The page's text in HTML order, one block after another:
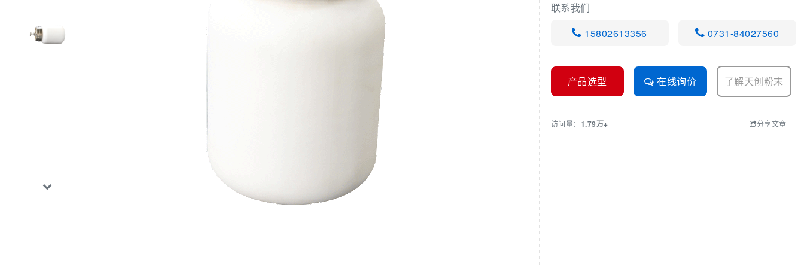
联系我们
15802613356
0731-84027560
产品选型 在线询价 了解天创粉末
访问量： 1.79万+ 分享文章